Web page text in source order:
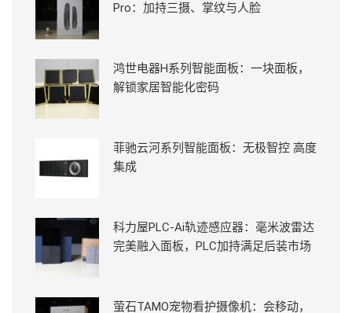
Pro：加持三摄、掌纹与人脸
鸿世电器H系列智能面板：一块面板，
解锁家居智能化密码
菲驰云河系列智能面板：无极智控 高度
集成
科力屋PLC-Ai轨迹感应器：毫米波雷达
完美融入面板，PLC加持满足后装市场
萤石TAMO宠物看护摄像机：会移动，